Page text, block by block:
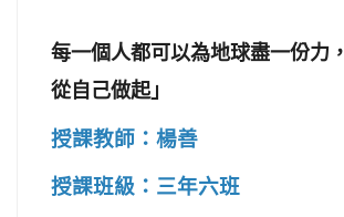
每一個人都可以為地球盡一份力，
從自己做起」
授課教師：楊善
授課班級：三年六班